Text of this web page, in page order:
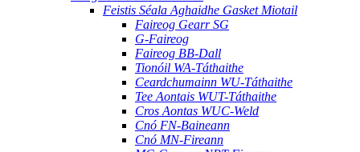
Feistis Séala Aghaidhe Gasket Miotail
Faireog Gearr SG
G-Faireog
Faireog BB-Dall
Tionóil WA-Táthaithe
Ceardchumainn WU-Táthaithe
Tee Aontais WUT-Táthaithe
Cros Aontas WUC-Weld
Cnó FN-Baineann
Cnó MN-Fireann